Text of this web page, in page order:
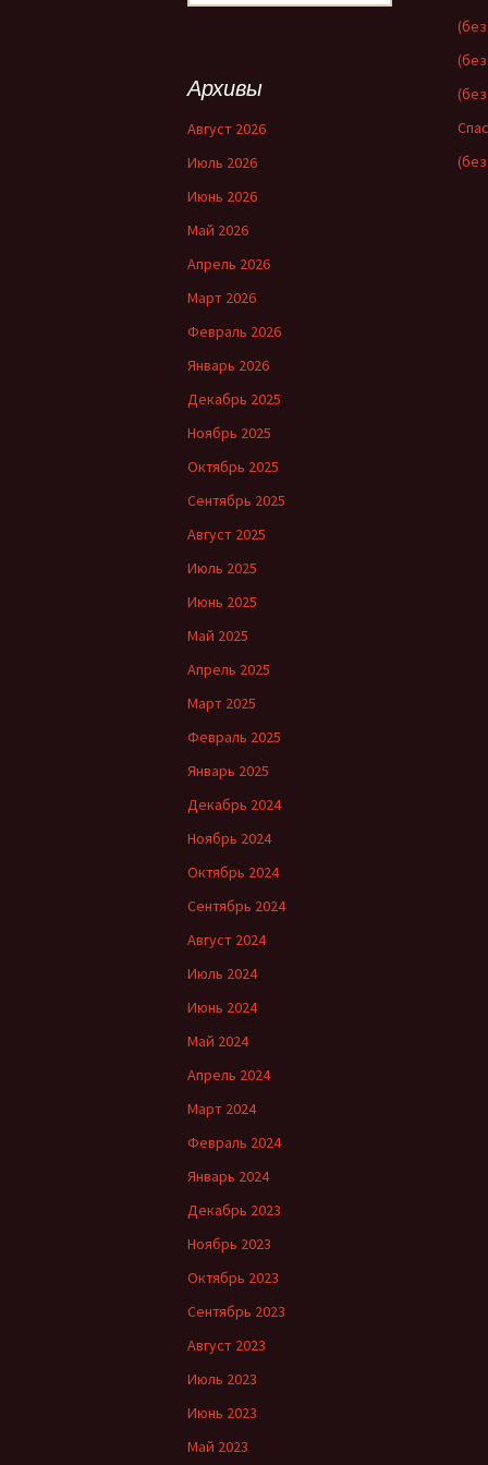
Архивы
Август 2026
Июль 2026
Июнь 2026
Май 2026
Апрель 2026
Март 2026
Февраль 2026
Январь 2026
Декабрь 2025
Ноябрь 2025
Октябрь 2025
Сентябрь 2025
Август 2025
Июль 2025
Июнь 2025
Май 2025
Апрель 2025
Март 2025
Февраль 2025
Январь 2025
Декабрь 2024
Ноябрь 2024
Октябрь 2024
Сентябрь 2024
Август 2024
Июль 2024
Июнь 2024
Май 2024
Апрель 2024
Март 2024
Февраль 2024
Январь 2024
Декабрь 2023
Ноябрь 2023
Октябрь 2023
Сентябрь 2023
Август 2023
Июль 2023
Июнь 2023
Май 2023